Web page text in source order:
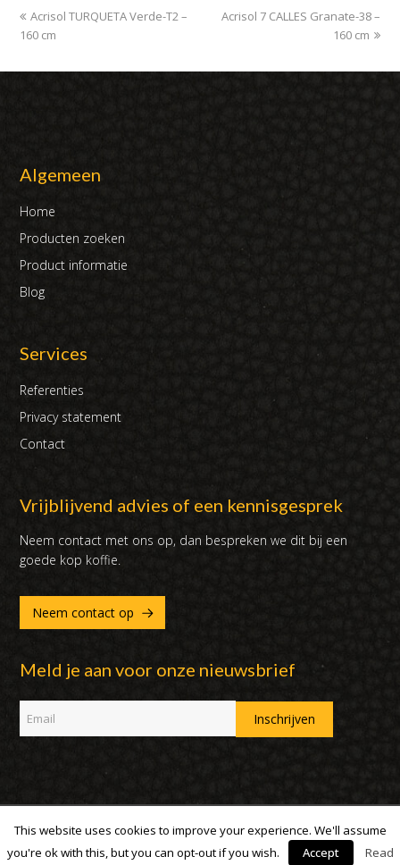
previous
post:
Acrisol TURQUETA Verde-T2 –
160 cm
next
Acrisol 7 CALLES Granate-38 –
160 cm
Algemeen
Home
Producten zoeken
Product informatie
Blog
Services
Referenties
Privacy statement
Contact
Vrijblijvend advies of een kennisgesprek
Neem contact met ons op, dan bespreken we dit bij een
goede kop koffie.
Neem contact op
Meld je aan voor onze nieuwsbrief
Copyright 2007 - 2019 | DUX International B.V. | Alle rechten
voorbehouden
This website uses cookies to improve your experience. We'll assume
you're ok with this, but you can opt-out if you wish.
Accept Read